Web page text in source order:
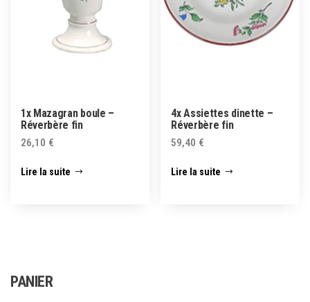
1x Mazagran boule –
Réverbère fin
26,10 €
Lire la suite
4x Assiettes dinette –
Réverbère fin
59,40 €
Lire la suite
PANIER